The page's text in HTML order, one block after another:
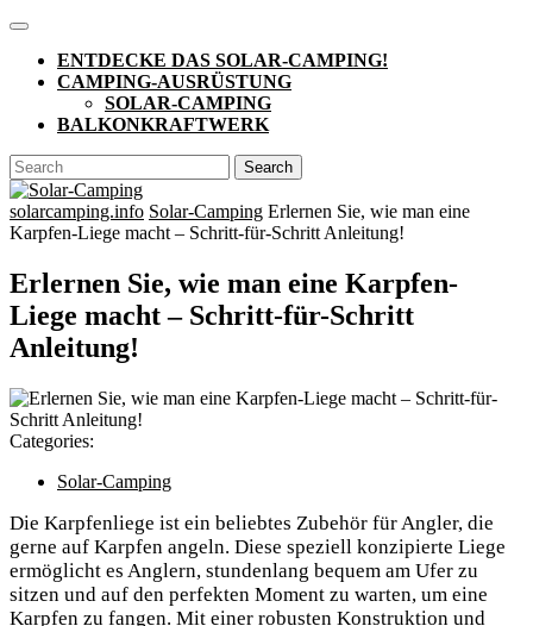
Skip
content
Open
ButtonENTDECKE DAS SOLAR-CAMPING!
CAMPING-AUSRÜSTUNG
SOLAR-CAMPING
BALKONKRAFTWERK
CLOSE
BUTTON
Search
for:
solarcamping.info Solar-Camping Erlernen Sie, wie man eine
Karpfen-Liege macht – Schritt-für-Schritt Anleitung!
Erlernen Sie, wie man eine Karpfen-
Liege macht – Schritt-für-Schritt
Anleitung!
Categories:
Solar-Camping
Die Karpfenliege ist ein beliebtes Zubehör für Angler, die
gerne auf Karpfen angeln. Diese speziell konzipierte Liege
ermöglicht es Anglern, stundenlang bequem am Ufer zu
sitzen und auf den perfekten Moment zu warten, um eine
Karpfen zu fangen. Mit einer robusten Konstruktion und